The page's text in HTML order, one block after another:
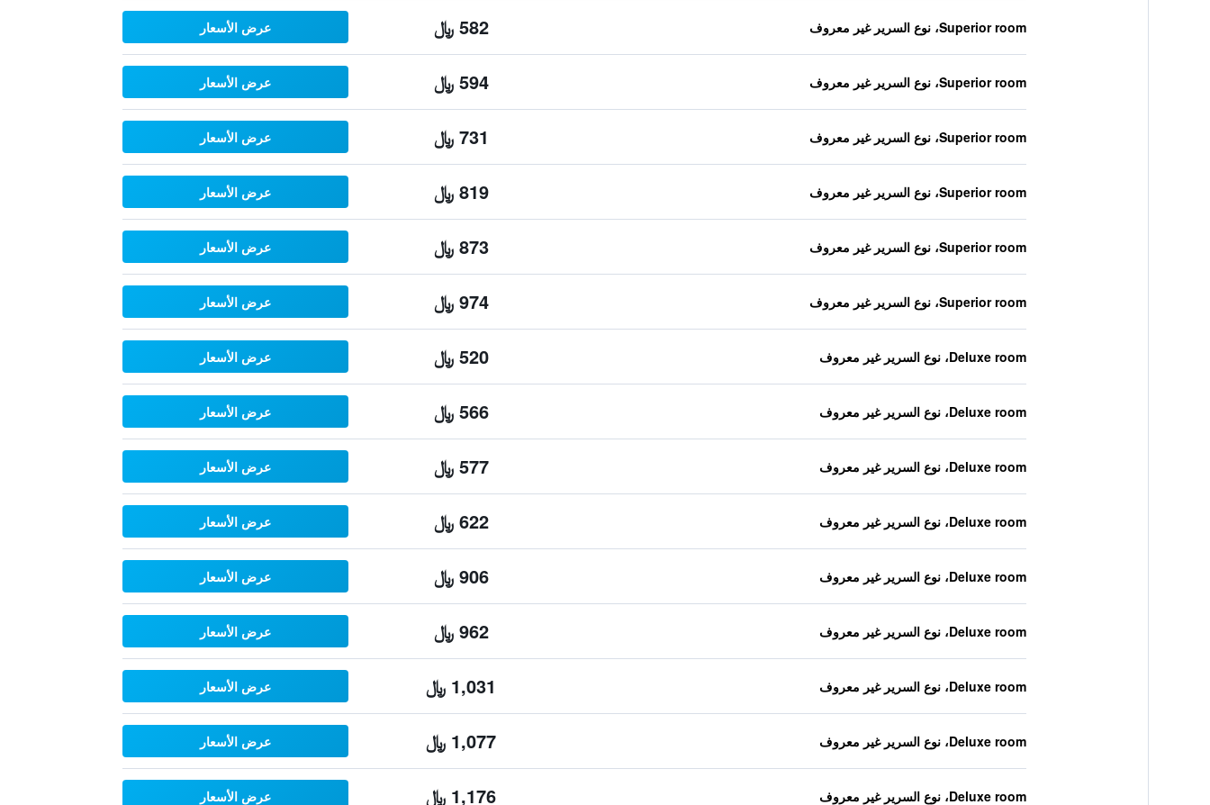
Superior room، نوع السرير غير معروف 582 ﷼ عرض الأسعار
Superior room، نوع السرير غير معروف 594 ﷼ عرض الأسعار
Superior room، نوع السرير غير معروف 731 ﷼ عرض الأسعار
Superior room، نوع السرير غير معروف 819 ﷼ عرض الأسعار
Superior room، نوع السرير غير معروف 873 ﷼ عرض الأسعار
Superior room، نوع السرير غير معروف 974 ﷼ عرض الأسعار
Deluxe room، نوع السرير غير معروف 520 ﷼ عرض الأسعار
Deluxe room، نوع السرير غير معروف 566 ﷼ عرض الأسعار
Deluxe room، نوع السرير غير معروف 577 ﷼ عرض الأسعار
Deluxe room، نوع السرير غير معروف 622 ﷼ عرض الأسعار
Deluxe room، نوع السرير غير معروف 906 ﷼ عرض الأسعار
Deluxe room، نوع السرير غير معروف 962 ﷼ عرض الأسعار
Deluxe room، نوع السرير غير معروف 1,031 ﷼ عرض الأسعار
Deluxe room، نوع السرير غير معروف 1,077 ﷼ عرض الأسعار
Deluxe room، نوع السرير غير معروف 1,176 ﷼ عرض الأسعار